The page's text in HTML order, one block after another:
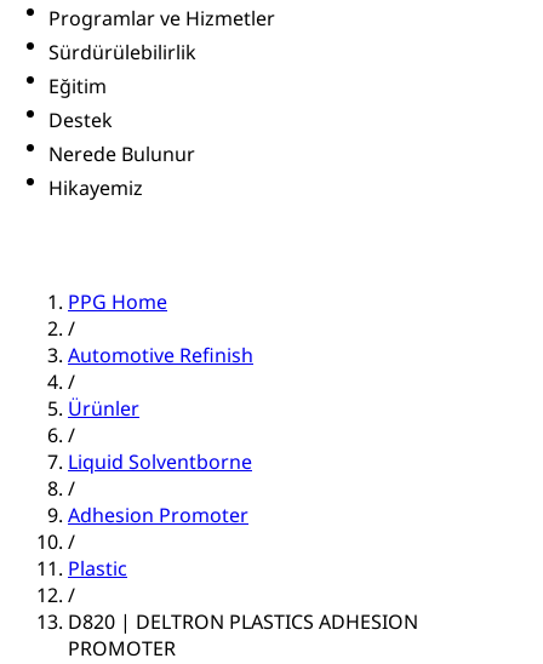
Programlar ve Hizmetler
Sürdürülebilirlik
Eğitim
Destek
Nerede Bulunur
Hikayemiz
PPG Home
/
Automotive Refinish
/
Ürünler
/
Liquid Solventborne
/
Adhesion Promoter
/
Plastic
/
D820 | DELTRON PLASTICS ADHESION
PROMOTER